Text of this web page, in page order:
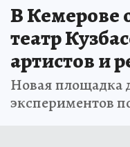
В Кемерове
театр
артистов и
Новая площадка
экспериментов